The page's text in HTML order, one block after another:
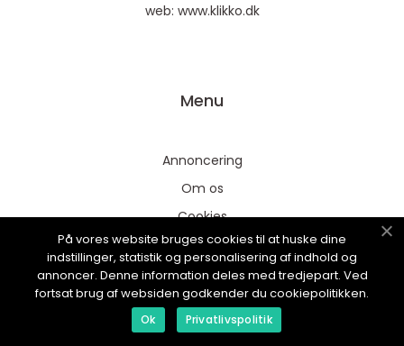
web: www.klikko.dk
Menu
Annoncering
Om os
Cookies
Kontakt os
Sitemap
På vores website bruges cookies til at huske dine
indstillinger, statistik og personalisering af indhold og
annoncer. Denne information deles med tredjepart. Ved
fortsat brug af websiden godkender du cookiepolitikken.
Ok Privatlivspolitik